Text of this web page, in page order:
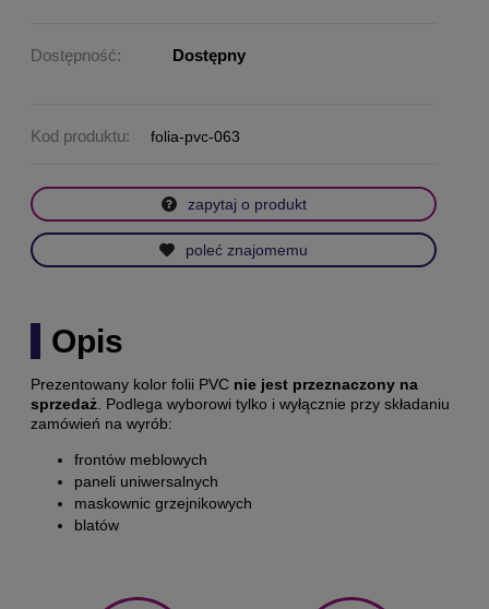
Dostępność: Dostępny
Kod produktu: folia-pvc-063
zapytaj o produkt
poleć znajomemu
Opis
Prezentowany kolor folii PVC nie jest przeznaczony na
sprzedaż . Podlega wyborowi tylko i wyłącznie przy składaniu
zamówień na wyrób:
frontów meblowych
paneli uniwersalnych
maskownic grzejnikowych
blatów